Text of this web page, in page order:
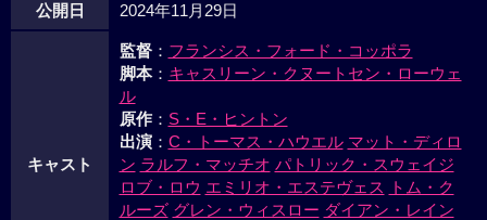
公開日 2024年11月29日
キャスト
監督： フランシス・フォード・コッポラ
脚本： キャスリーン・クヌートセン・ローウェ
ル
原作： S・E・ヒントン
出演： C・トーマス・ハウエル マット・ディロ
ン ラルフ・マッチオ パトリック・スウェイジ
ロブ・ロウ エミリオ・エステヴェス
トム・ク
ルーズ グレン・ウィスロー ダイアン・レイン